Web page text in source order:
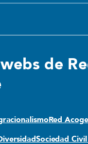
de
Red
Sociedad